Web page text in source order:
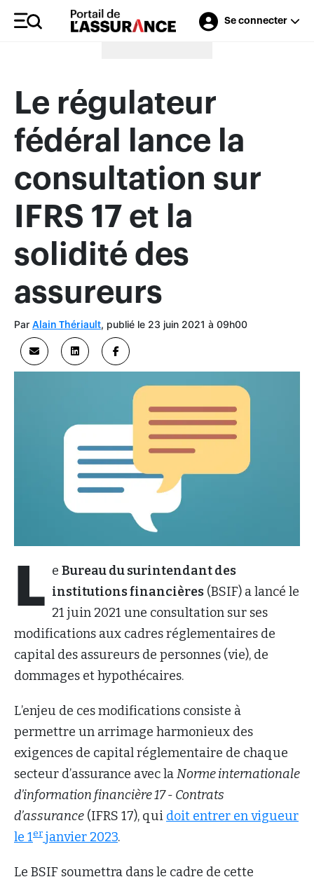
Se connecter
Merci à nos annonceurs
Le régulateur
fédéral lance la
consultation sur
IFRS 17 et la
solidité des
assureurs
Par Alain Thériault, publié le 23 juin 2021 à 09h00
L e Bureau du surintendant des
institutions financières (BSIF) a lancé le
21 juin 2021 une consultation sur ses
modifications aux cadres réglementaires de
capital des assureurs de personnes (vie), de
dommages et hypothécaires.
L’enjeu de ces modifications consiste à
permettre un arrimage harmonieux des
exigences de capital réglementaire de chaque
secteur d’assurance avec laNorme internationale
d’information financière 17 - Contrats
d’assurance (IFRS 17), qui doit entrer en vigueur
le 1er janvier 2023.
Le BSIF soumettra dans le cadre de cette